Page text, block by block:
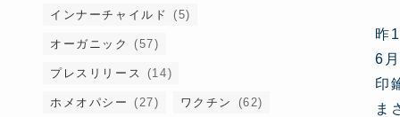
昨
6
印
ま
インナーチャイルド (5)
オーガニック (57)
プレスリリース (14)
ホメオパシー (27) ワクチン (62)